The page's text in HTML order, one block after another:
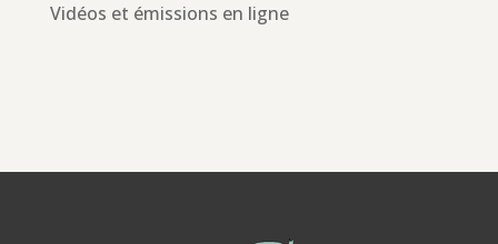
Vidéos et émissions en ligne